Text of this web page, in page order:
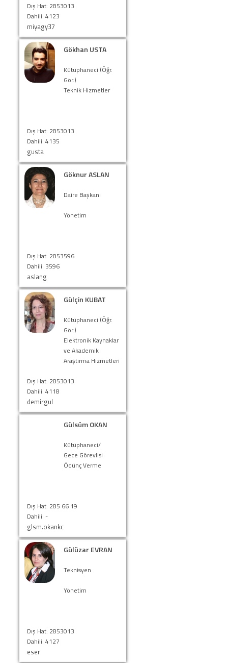
Dış Hat: 2853013
Dahili: 4123
miyagy37
Gökhan USTA
Kütüphaneci (Öğr.
Gör.)
Teknik Hizmetler
Dış Hat: 2853013
Dahili: 4135
gusta
Göknur ASLAN
Daire Başkanı
Yönetim
Dış Hat: 2853596
Dahili: 3596
aslang
Gülçin KUBAT
Kütüphaneci (Öğr.
Gör.)
Elektronik Kaynaklar
ve Akademik
Araştırma Hizmetleri
Dış Hat: 2853013
Dahili: 4118
demirgul
Gülsüm OKAN
Kütüphaneci/
Gece Görevlisi
Ödünç Verme
Dış Hat: 285 66 19
Dahili: -
glsm.okankc
Gülüzar EVRAN
Teknisyen
Yönetim
Dış Hat: 2853013
Dahili: 4127
eser